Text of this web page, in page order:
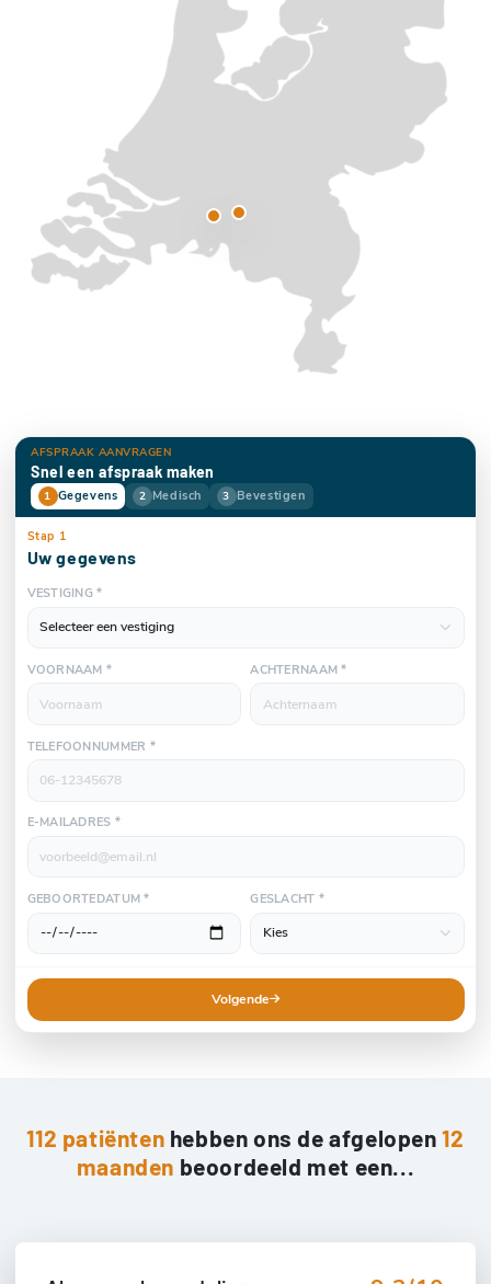
AFSPRAAK AANVRAGEN
Snel een afspraak maken
1 Gegevens 2 Medisch 3 Bevestigen
Stap 1
Uw gegevens
VESTIGING *
VOORNAAM * ACHTERNAAM *
TELEFOONNUMMER *
E-MAILADRES *
GEBOORTEDATUM * GESLACHT *
Volgende
112 patiënten hebben ons de afgelopen12
maanden beoordeeld met een...